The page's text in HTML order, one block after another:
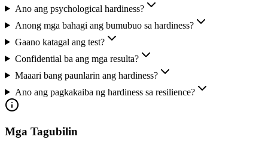
Ano ang psychological hardiness?
Anong mga bahagi ang bumubuo sa hardiness?
Gaano katagal ang test?
Confidential ba ang mga resulta?
Maaari bang paunlarin ang hardiness?
Ano ang pagkakaiba ng hardiness sa resilience?
Mga Tagubilin